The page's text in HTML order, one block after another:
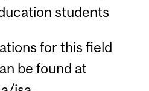
students
for this field
be found at